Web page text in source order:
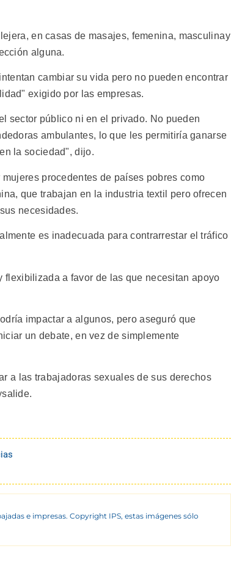
en casas de masajes, femenina, masculinay
alguna.
cambiar su vida pero no pueden encontrar
exigido por las empresas.
sector público ni en el privado. No pueden
ambulantes, lo que les permitiría ganarse
la sociedad", dijo.
procedentes de países pobres como
que trabajan en la industria textil pero ofrecen
necesidades.
es inadecuada para contrarrestar el tráfico
a favor de las que necesitan apoyo
impactar a algunos, pero aseguró que
un debate, en vez de simplemente
a las trabajadoras sexuales de sus derechos
e impresas. Copyright IPS, estas imágenes sólo